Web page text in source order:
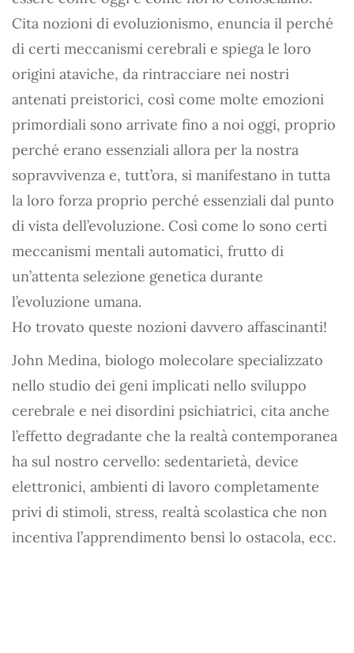
Cita nozioni di evoluzionismo, enuncia il perché
di certi meccanismi cerebrali e spiega le loro
origini ataviche, da rintracciare nei nostri
antenati preistorici, così come molte emozioni
primordiali sono arrivate fino a noi oggi, proprio
perché erano essenziali allora per la nostra
sopravvivenza e, tutt’ora, si manifestano in tutta
la loro forza proprio perché essenziali dal punto
di vista dell’evoluzione. Così come lo sono certi
meccanismi mentali automatici, frutto di
un’attenta selezione genetica durante
l’evoluzione umana.
Ho trovato queste nozioni davvero affascinanti!
John Medina, biologo molecolare specializzato
nello studio dei geni implicati nello sviluppo
cerebrale e nei disordini psichiatrici, cita anche
l’effetto degradante che la realtà contemporanea
ha sul nostro cervello: sedentarietà, device
elettronici, ambienti di lavoro completamente
privi di stimoli, stress, realtà scolastica che non
incentiva l’apprendimento bensì lo ostacola, ecc.